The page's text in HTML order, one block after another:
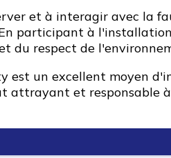
et à interagir avec la
participant à
du respect de
est un excellent moyen
attrayant et responsable